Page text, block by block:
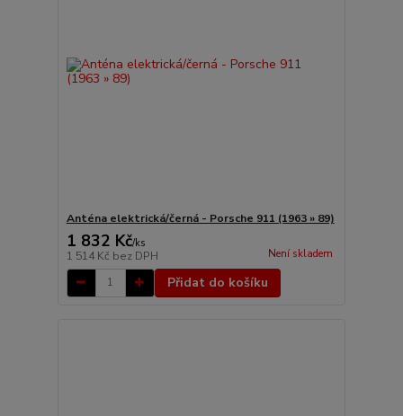
Anténa elektrická/černá - Porsche 911 (1963 » 89)
1 832 Kč/ks
1 514 Kč bez DPH Není skladem
Přidat do košíku